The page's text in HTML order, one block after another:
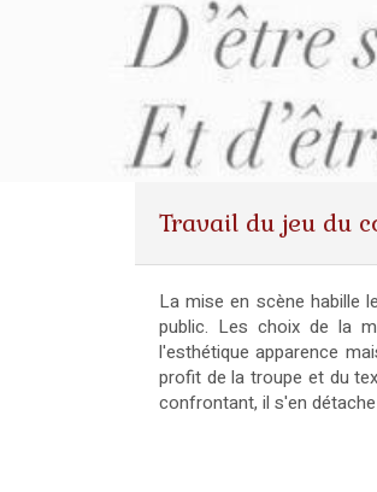
Travail du jeu du
La mise en scène habille
public. Les choix de la
l'esthétique apparence
profit de la troupe et du
confrontant, il s'en